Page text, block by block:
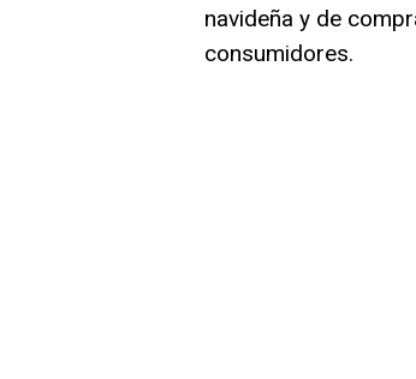
navideña y de
consumidores.